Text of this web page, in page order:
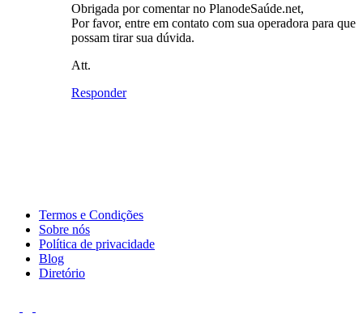
Obrigada por comentar no PlanodeSaúde.net,
Por favor, entre em contato com sua operadora para que
possam tirar sua dúvida.
Att.
Responder
Termos e Condições
Sobre nós
Política de privacidade
Blog
Diretório